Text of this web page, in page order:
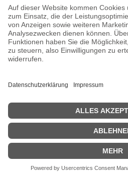
SVC
HPE ANW FC 1Y 4H OS CX10040
Dieses Produkt ist nicht länger
Hersteller-Nr.:H08HJE